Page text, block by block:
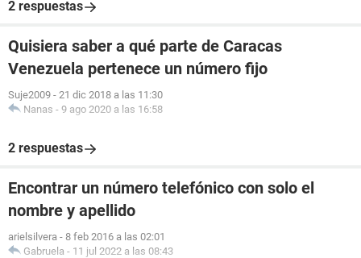
2 respuestas
Quisiera saber a qué parte de Caracas
Venezuela pertenece un número fijo
Suje2009 - 21 dic 2018 a las 11:30
Nanas - 9 ago 2020 a las 16:58
2 respuestas
Encontrar un número telefónico con solo el
nombre y apellido
arielsilvera - 8 feb 2016 a las 02:01
Gabruela - 11 jul 2022 a las 08:43